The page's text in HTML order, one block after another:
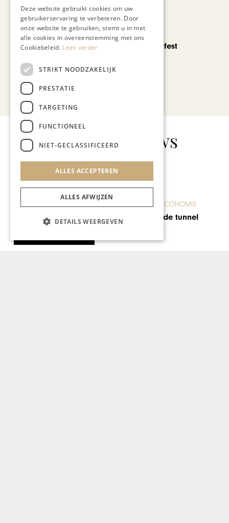
CHAPEAU TV
Noorbeek Foodfest
Bekijk alle artikelen
Gerelateerd nieuws
KUNST & CULTUUR
Pathé, de nieuwe
publiekstrekker van het
Deze website gebruikt cookies om uw
gebruikerservaring te verbeteren. Door
onze website te gebruiken, stemt u in met
alle cookies in overeenstemming met ons
Cookiebeleid. Lees verder
STRIKT NOODZAKELIJK
PRESTATIE
TARGETING
FUNCTIONEEL
NIET-GECLASSIFICEERD
ALLES ACCEPTEREN
ALLES AFWIJZEN
DETAILS WEERGEVEN